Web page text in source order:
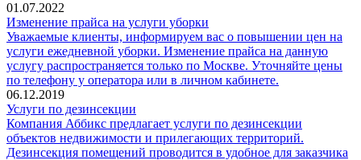
01.07.2022
Изменение прайса на услуги уборки
Уважаемые клиенты, информируем вас о повышении цен на
услуги ежедневной уборки. Изменение прайса на данную
услугу распространяется только по Москве. Уточняйте цены
по телефону у оператора или в личном кабинете.
06.12.2019
Услуги по дезинсекции
Компания Аббикс предлагает услуги по дезинсекции
объектов недвижимости и прилегающих территорий.
Дезинсекция помещений проводится в удобное для заказчика